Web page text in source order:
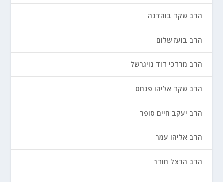
הרב שקד בוהדנה
הרב בועז שלום
הרב מרדכי דוד נויגרשל
הרב שקד אליהו פנחס
הרב יעקב חיים סופר
הרב אליהו עמר
הרב הרצל חודר